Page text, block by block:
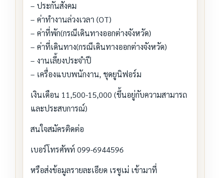
– ประกันสังคม
– ค่าทำงานล่วงเวลา (OT)
– ค่าที่พัก(กรณีเดินทางออกต่างจังหวัด)
– ค่าที่เดินทาง(กรณีเดินทางออกต่างจังหวัด)
– งานเลี้ยงประจำปี
– เครื่องแบบพนักงาน, ชุดยูนิฟอร์ม
เงินเดือน 11,500-15,000 (ขึ้นอยู่กับความสามารถ
และประสบการณ์)
สนใจสมัครติดต่อ
เบอร์โทรศัพท์ 099-6944596
หรือส่งข้อมูลรายละเอียด เรซูเม่ เข้ามาที่